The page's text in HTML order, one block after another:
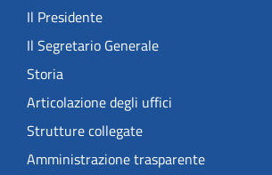
Il Presidente
Il Segretario Generale
Storia
Articolazione degli uffici
Strutture collegate
Amministrazione trasparente